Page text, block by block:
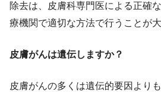
除去は、皮膚科専門医による正確
療機関で適切な方法で行うことが大
皮膚がんは遺伝しますか？
皮膚がんの多くは遺伝的要因より